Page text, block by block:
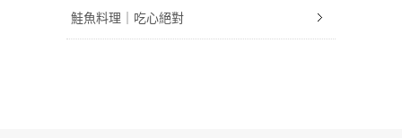
鮭魚料理｜吃心絕對